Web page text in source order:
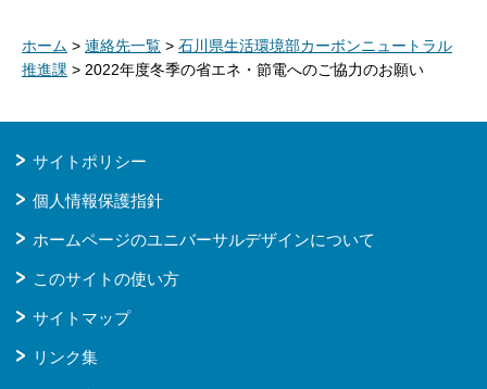
ホーム > 連絡先一覧 > 石川県生活環境部カーボンニュートラル
推進課 > 2022年度冬季の省エネ・節電へのご協力のお願い
サイトポリシー
個人情報保護指針
ホームページのユニバーサルデザインについて
このサイトの使い方
サイトマップ
リンク集